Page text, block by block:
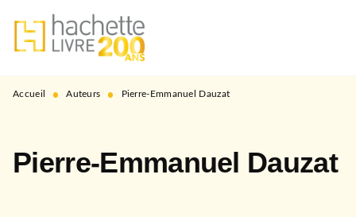
MENU RECHERCHE
PIED DE PAGE
Accueil • Auteurs • Pierre-Emmanuel Dauzat
Pierre-Emmanuel Dauzat